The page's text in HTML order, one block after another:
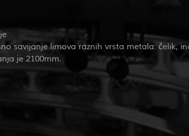
savijanje limova raznih vrsta metala: čelik,
je 2100mm.